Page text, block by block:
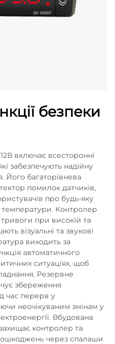
безпеки
включає всесторонні
забезпечують надійну
Його багаторівнева
помилок датчиків,
про будь-яку
температури. Контролер
при високій та
візуальні та звукові
виходить за
автоматичного
ситуаціях, щоб
Резервне
збереження
час перерв у
неочікуваним змінам у
Вбудована
контролер та
через спалаши